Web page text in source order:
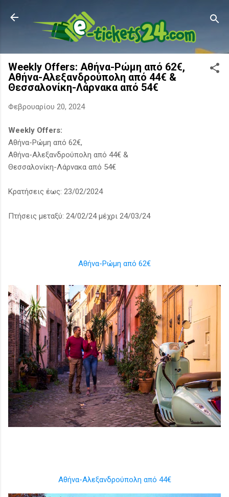
Μετάβαση στο κύριο περιεχόμενο
Weekly Offers: Αθήνα-Ρώμη από 62€,
Αθήνα-Αλεξανδρούπολη από 44€ &
Θεσσαλονίκη-Λάρνακα από 54€
Φεβρουαρίου 20, 2024
Weekly Offers:
Αθήνα-Ρώμη από 62€,
Αθήνα-Αλεξανδρούπολη από 44€ &
Θεσσαλονίκη-Λάρνακα από 54€
Κρατήσεις έως: 23/02/2024
Πτήσεις μεταξύ: 24/02/24 μέχρι 24/03/24
Αθήνα-Ρώμη από 62€
Αθήνα-Αλεξανδρούπολη από 44€